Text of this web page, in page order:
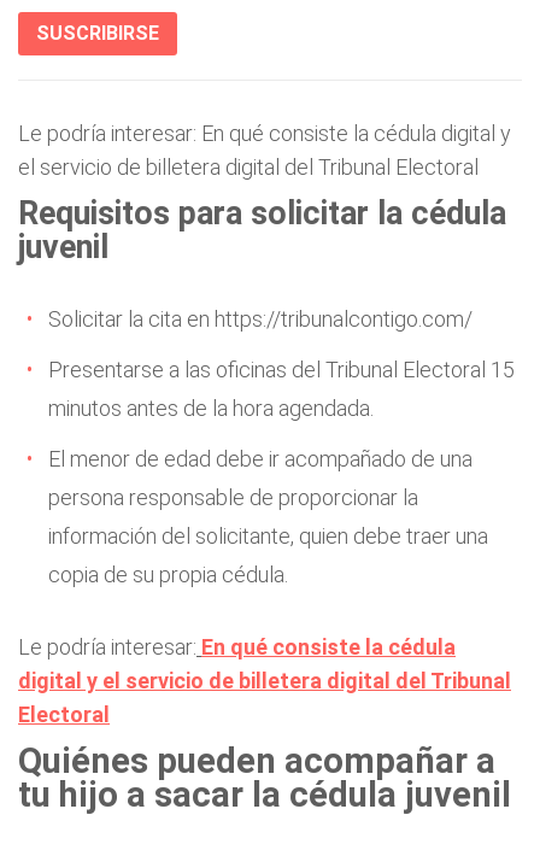
SUSCRIBIRSE
Le podría interesar: En qué consiste la cédula digital y
el servicio de billetera digital del Tribunal Electoral
Requisitos para solicitar la cédula
juvenil
Solicitar la cita en https://tribunalcontigo.com/
Presentarse a las oficinas del Tribunal Electoral 15
minutos antes de la hora agendada.
El menor de edad debe ir acompañado de una
persona responsable de proporcionar la
información del solicitante, quien debe traer una
copia de su propia cédula.
Le podría interesar: En qué consiste la cédula
digital y el servicio de billetera digital del Tribunal
Electoral
Quiénes pueden acompañar a
tu hijo a sacar la cédula juvenil